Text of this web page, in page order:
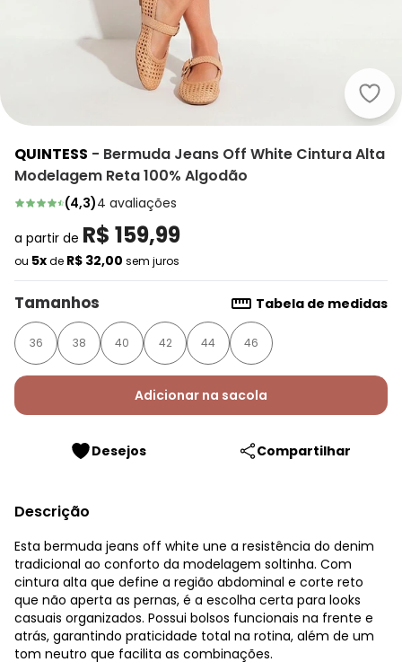
QUINTESS - Bermuda Jeans Off White Cintura Alta
Modelagem Reta 100% Algodão
(4,3)4 avaliações
a partir de R$ 159,99
ou 5xde R$ 32,00 sem juros
Tamanhos Tabela de medidas
36 38 40 42 44 46
Adicionar na sacola
Desejos Compartilhar
Descrição
Esta bermuda jeans off white une a resistência do denim
tradicional ao conforto da modelagem soltinha. Com
cintura alta que define a região abdominal e corte reto
que não aperta as pernas, é a escolha certa para looks
casuais organizados. Possui bolsos funcionais na frente e
atrás, garantindo praticidade total na rotina, além de um
tom neutro que facilita as combinações.